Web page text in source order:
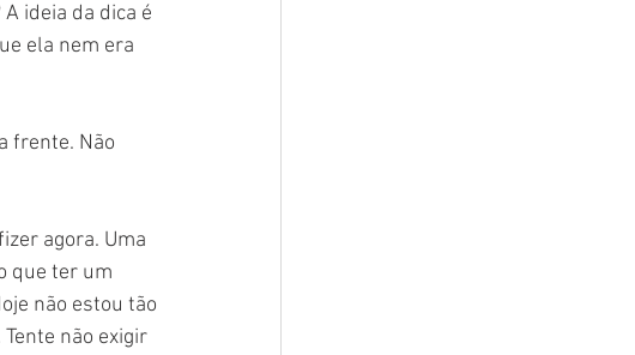
ideia da dica é
ela nem era
frente. Não
agora. Uma
que ter um
não estou tão
não exigir